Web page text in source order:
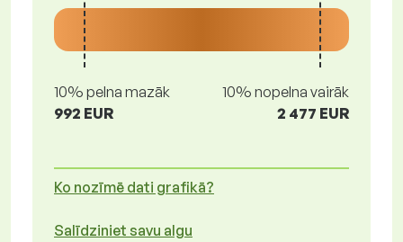
10% pelna mazāk
992 EUR
10% nopelna vairāk
2 477 EUR
Ko nozīmē dati grafikā?
Salīdziniet savu algu